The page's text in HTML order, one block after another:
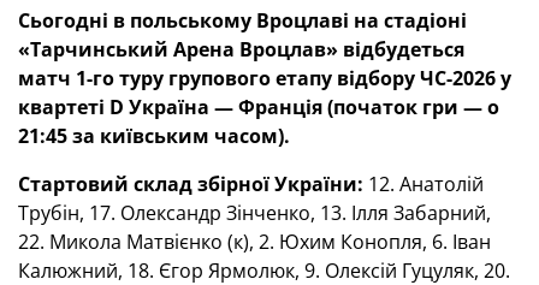
Сьогодні в польському Вроцлаві на стадіоні
«Тарчинський Арена Вроцлав» відбудеться
матч 1-готуру групового етапу відбору ЧС-2026 у
квартеті D Україна — Франція (початок гри — о
21:45 за київським часом).
Стартовий склад збірної України: 12. Анатолій
Трубін, 17. Олександр Зінченко, 13. Ілля Забарний,
22. Микола Матвієнко (к), 2. Юхим Конопля, 6. Іван
Калюжний, 18. Єгор Ярмолюк, 9. Олексій Гуцуляк, 20.